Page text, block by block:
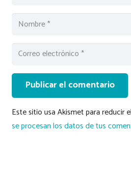
Publicar el comentario
Este sitio usa Akismet para reducir
se procesan los datos de tus